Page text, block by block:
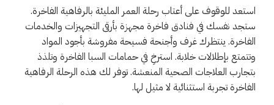
استعد للوقوف على أعتاب رحلة العمر المليئة بالرفاهية الفاخرة.
ستجد نفسك في فنادق فاخرة مجهزة بأرقى التجهيزات والخدمات
الفاخرة. ينتظرك غرف وأجنحة فسيحة مفروشة بأجود المواد
وتتمتع بإطلالات خلابة. استرخِ في حمامات السبا الفاخرة وتلذذ
بتجارب العلاجات الصحية المنعشة. توفر لك هذه الرحلة الرفاهية
الفاخرة تجربة استثنائية لا مثيل لها.